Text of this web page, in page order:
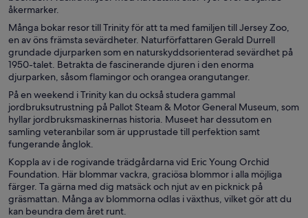
åkermarker.
Många bokar resor till Trinity för att ta med familjen till Jersey Zoo,
en av öns främsta sevärdheter. Naturförfattaren Gerald Durrell
grundade djurparken som en naturskyddsorienterad sevärdhet på
1950-talet. Betrakta de fascinerande djuren i den enorma
djurparken, såsom flamingor och orangea orangutanger.
På en weekend i Trinity kan du också studera gammal
jordbruksutrustning på Pallot Steam & Motor General Museum, som
hyllar jordbruksmaskinernas historia. Museet har dessutom en
samling veteranbilar som är upprustade till perfektion samt
fungerande ånglok.
Koppla av i de rogivande trädgårdarna vid Eric Young Orchid
Foundation. Här blommar vackra, graciösa blommor i alla möjliga
färger. Ta gärna med dig matsäck och njut av en picknick på
gräsmattan. Många av blommorna odlas i växthus, vilket gör att du
kan beundra dem året runt.